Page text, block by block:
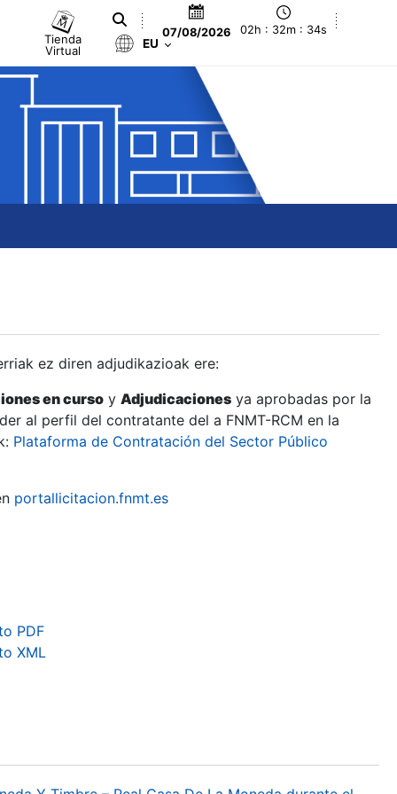
Tienda
Virtual
07/08/2026 02h : 32m : 35s
EU
ez diren adjudikazioak ere:
en curso y Adjudicaciones ya aprobadas por la
al perfil del contratante del a FNMT-RCM en la
Plataforma de Contratación del Sector Público
portallicitacion.fnmt.es
PDF
XML